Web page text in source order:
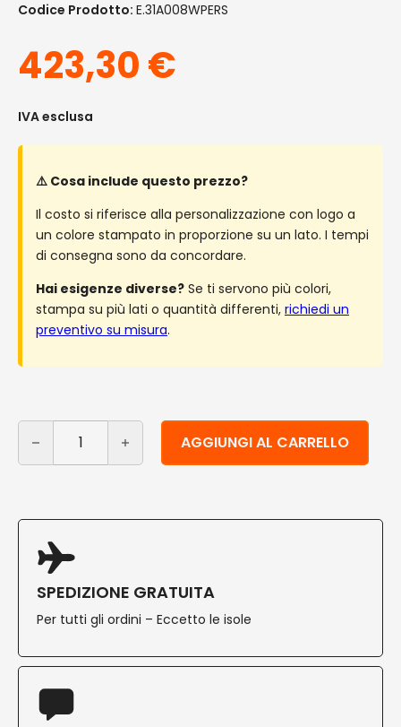
Codice Prodotto: E.31A008WPERS
423,30€
IVA esclusa
⚠️ Cosa include questo prezzo?
Il costo si riferisce alla personalizzazione con logo a
un colore stampato in proporzione su un lato. I tempi
di consegna sono da concordare.
Hai esigenze diverse? Se ti servono più colori,
stampa su più lati o quantità differenti, richiedi un
preventivo su misura.
Piatti quadrati personalizzati in polpa di cellulosa 16
AGGIUNGI AL CARRELLO
Alternative:
SPEDIZIONE GRATUITA
Per tutti gli ordini – Eccetto le isole